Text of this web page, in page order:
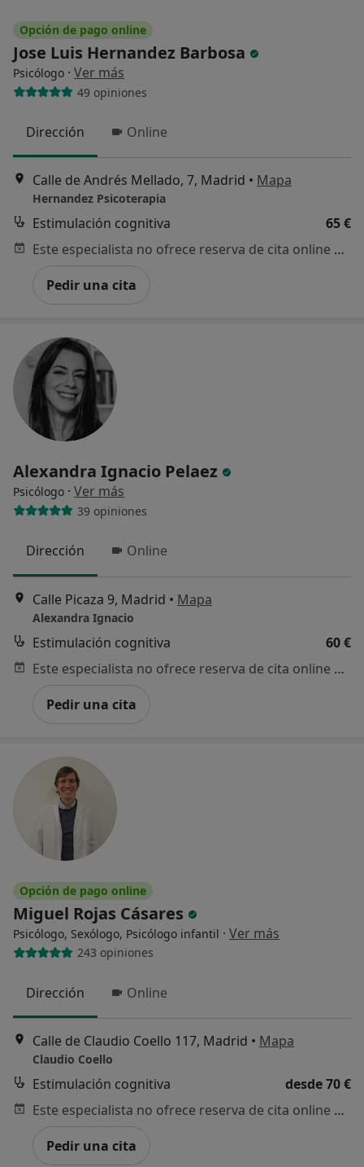
Opción de pago online
Jose Luis Hernandez Barbosa
Psicólogo · Ver más
49 opiniones
Dirección Online
Calle de Andrés Mellado, 7, Madrid • Mapa
Hernandez Psicoterapia
Estimulación cognitiva
65 €
Este especialista no ofrece reserva de cita online en esta dirección.
Pedir una cita
Alexandra Ignacio Pelaez
Psicólogo · Ver más
39 opiniones
Dirección Online
Calle Picaza 9, Madrid • Mapa
Alexandra Ignacio
Estimulación cognitiva
60 €
Este especialista no ofrece reserva de cita online en esta dirección.
Pedir una cita
Opción de pago online
Miguel Rojas Cásares
Psicólogo, Sexólogo, Psicólogo infantil · Ver más
243 opiniones
Dirección Online
Calle de Claudio Coello 117, Madrid • Mapa
Claudio Coello
Estimulación cognitiva
desde 70 €
Este especialista no ofrece reserva de cita online en esta dirección.
Pedir una cita